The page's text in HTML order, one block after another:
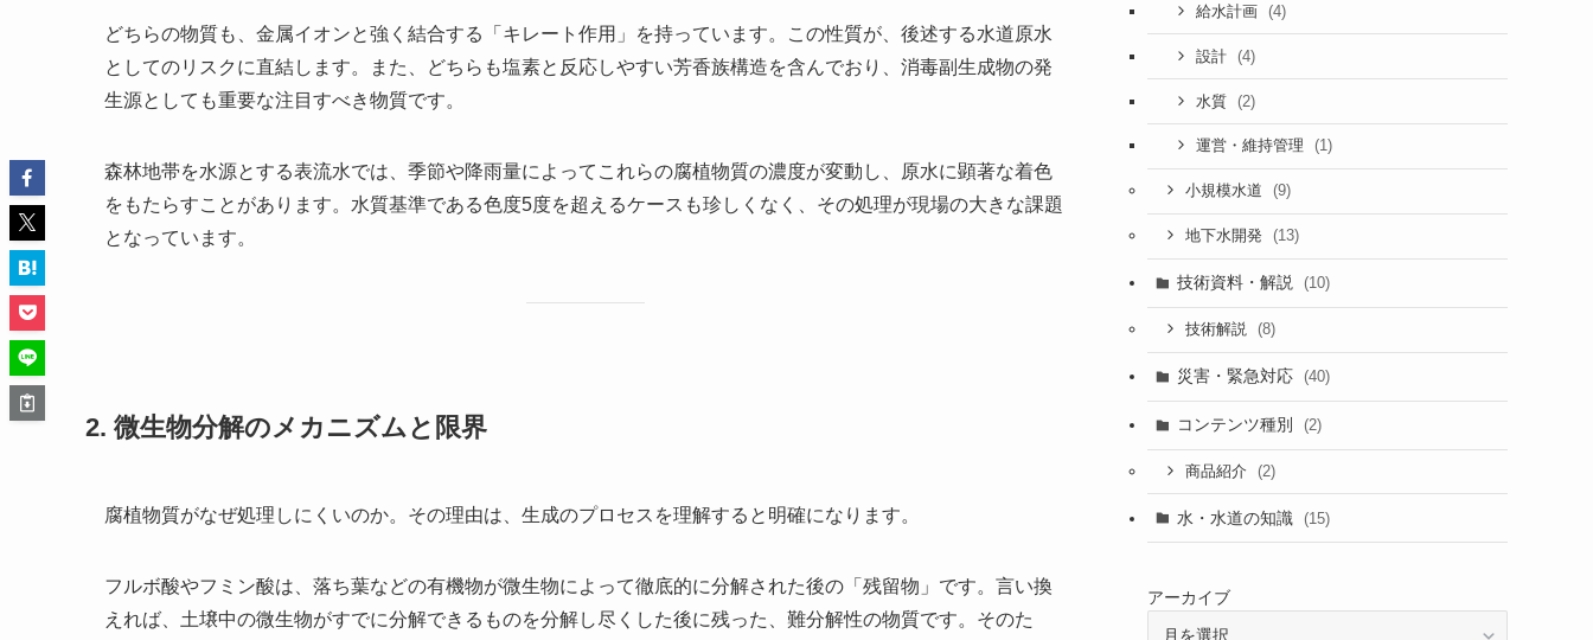
どちらの物質も、金属イオンと強く結合する「キレート作用」を持っています。この性質が、後述する水道原水
としてのリスクに直結します。また、どちらも塩素と反応しやすい芳香族構造を含んでおり、消毒副生成物の発
生源としても重要な注目すべき物質です。
森林地帯を水源とする表流水では、季節や降雨量によってこれらの腐植物質の濃度が変動し、原水に顕著な着色
をもたらすことがあります。水質基準である色度5度を超えるケースも珍しくなく、その処理が現場の大きな課題
となっています。
2. 微生物分解のメカニズムと限界
腐植物質がなぜ処理しにくいのか。その理由は、生成のプロセスを理解すると明確になります。
フルボ酸やフミン酸は、落ち葉などの有機物が微生物によって徹底的に分解された後の「残留物」です。言い換
えれば、土壌中の微生物がすでに分解できるものを分解し尽くした後に残った、難分解性の物質です。そのた
給水計画 (4)
設計 (4)
水質 (2)
運営・維持管理 (1)
小規模水道 (9)
地下水開発 (13)
技術資料・解説 (10)
技術解説 (8)
災害・緊急対応 (40)
コンテンツ種別 (2)
商品紹介 (2)
水・水道の知識 (15)
アーカイブ